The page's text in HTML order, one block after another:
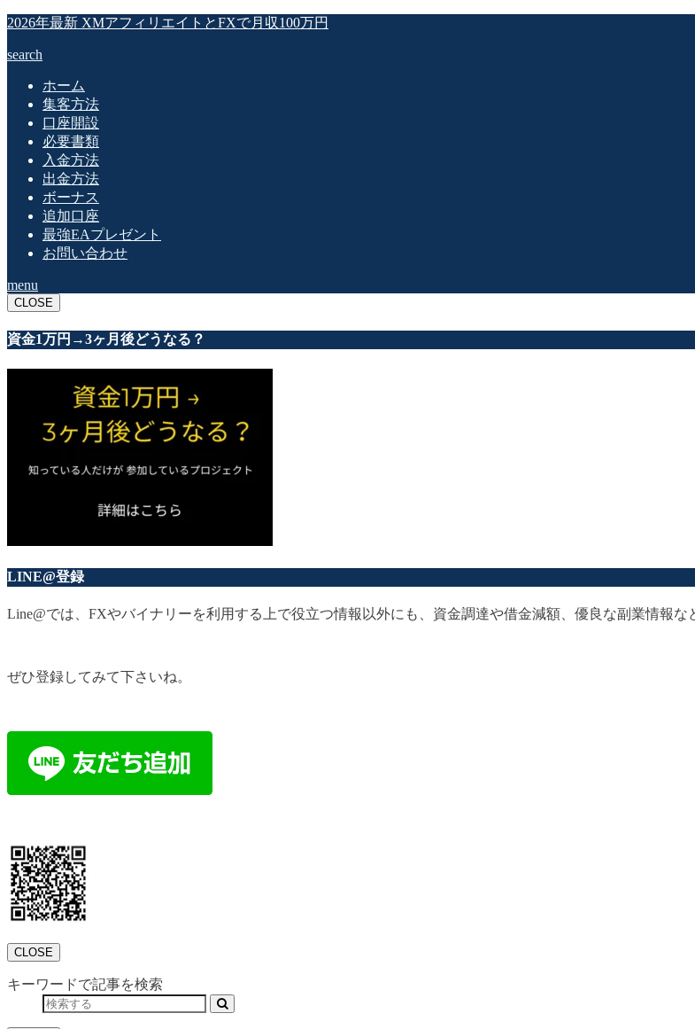
2026年最新 XMアフィリエイトとFXで月収100万円
search
ホーム
集客方法
口座開設
必要書類
入金方法
出金方法
ボーナス
追加口座
最強EAプレゼント
お問い合わせ
menu
CLOSE
資金1万円→3ヶ月後どうなる？
LINE@登録
Line@では、FXやバイナリーを利用する上で役立つ情報以外にも、資金調達や借金減額、優良な副業情報な
ぜひ登録してみて下さいね。
CLOSE
キーワードで記事を検索